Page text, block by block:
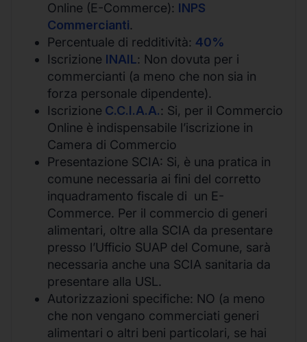
Online (E-Commerce): INPS
Commercianti.
Percentuale di redditività: 40%
Iscrizione INAIL: Non dovuta per i
commercianti (a meno che non sia in
forza personale dipendente).
Iscrizione C.C.I.A.A.: Si, per il Commercio
Online è indispensabile l’iscrizione in
Camera di Commercio
Presentazione SCIA: Si, è una pratica in
comune necessaria ai fini del corretto
inquadramento fiscale di un E-
Commerce. Per il commercio di generi
alimentari, oltre alla SCIA da presentare
presso l’Ufficio SUAP del Comune, sarà
necessaria anche una SCIA sanitaria da
presentare alla USL.
Autorizzazioni specifiche: NO (a meno
che non vengano commerciati generi
alimentari o altri beni particolari, se hai